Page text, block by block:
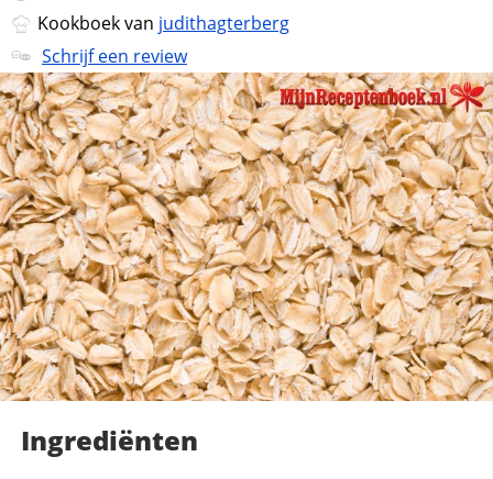
Kookboek van judithagterberg
Schrijf een review
Ingrediënten